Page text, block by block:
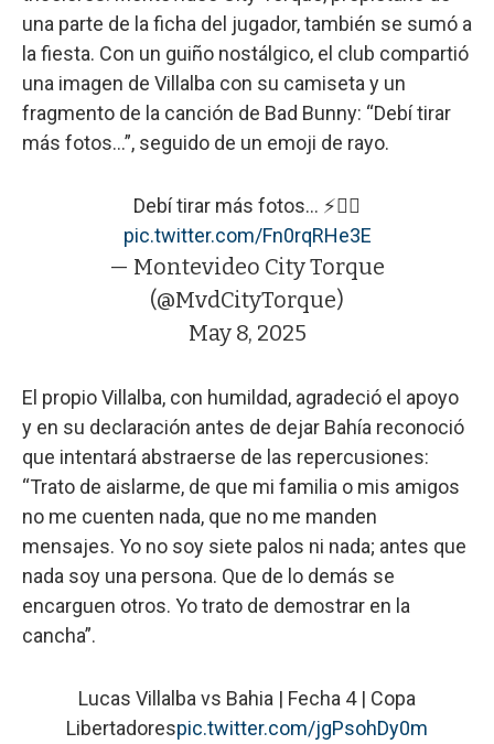
una parte de la ficha del jugador, también se sumó a
la fiesta. Con un guiño nostálgico, el club compartió
una imagen de Villalba con su camiseta y un
fragmento de la canción de Bad Bunny: “Debí tirar
más fotos…”, seguido de un emoji de rayo.
Debí tirar más fotos… ⚡️😮‍💨
pic.twitter.com/Fn0rqRHe3E
— Montevideo City Torque
(@MvdCityTorque)
May 8, 2025
El propio Villalba, con humildad, agradeció el apoyo
y en su declaración antes de dejar Bahía reconoció
que intentará abstraerse de las repercusiones:
“Trato de aislarme, de que mi familia o mis amigos
no me cuenten nada, que no me manden
mensajes. Yo no soy siete palos ni nada; antes que
nada soy una persona. Que de lo demás se
encarguen otros. Yo trato de demostrar en la
cancha”.
Lucas Villalba vs Bahia | Fecha 4 | Copa
Libertadorespic.twitter.com/jgPsohDy0m